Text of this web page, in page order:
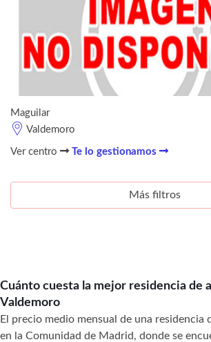
Maguilar
Valdemoro
Ver centro Te lo gestionamos
Más filtros
Cuánto cuesta la mejor residencia de
Valdemoro
El precio medio mensual de una residencia
en la Comunidad de Madrid, donde se